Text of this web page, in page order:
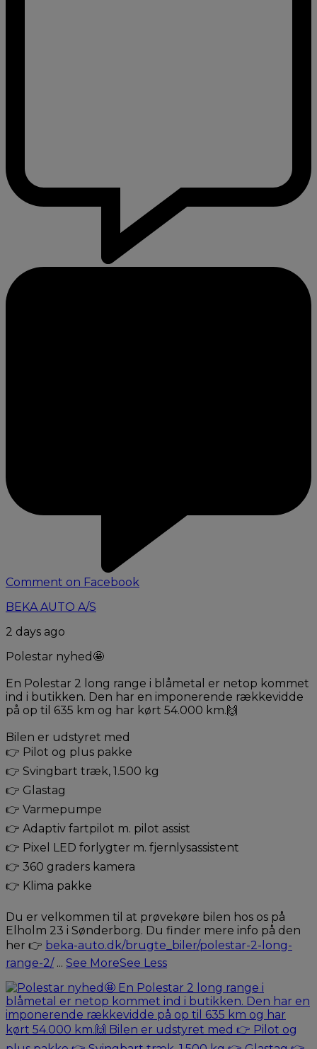
Comment on Facebook
BEKA AUTO A/S
2 days ago
Polestar nyhed🤩
En Polestar 2 long range i blåmetal er netop kommet
ind i butikken. Den har en imponerende rækkevidde
på op til 635 km og har kørt 54.000 km.🙌
Bilen er udstyret med
👉 Pilot og plus pakke
👉 Svingbart træk, 1.500 kg
👉 Glastag
👉 Varmepumpe
👉 Adaptiv fartpilot m. pilot assist
👉 Pixel LED forlygter m. fjernlysassistent
👉 360 graders kamera
👉 Klima pakke
Du er velkommen til at prøvekøre bilen hos os på
Elholm 23 i Sønderborg. Du finder mere info på den
her 👉 beka-auto.dk/brugte_biler/polestar-2-long-
range-2/ ... See MoreSee Less